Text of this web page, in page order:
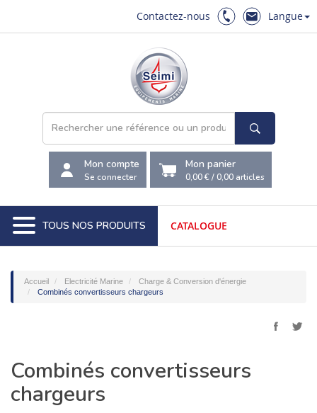
Contactez-nous Langue
Mon compte
Se connecter
Mon panier
0,00 €/0,00 articles
TOUS NOS PRODUITS CATALOGUE
Accueil Electricité Marine
Charge & Conversion d'énergie
Combinés convertisseurs chargeurs
Combinés convertisseurs
chargeurs